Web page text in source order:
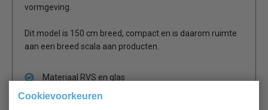
Cookievoorkeuren
vormgeving.
Dit model is 150 cm breed, compact en is daarom ruimte
aan een breed scala aan producten.
Materiaal RVS en glas
LED-verlichting